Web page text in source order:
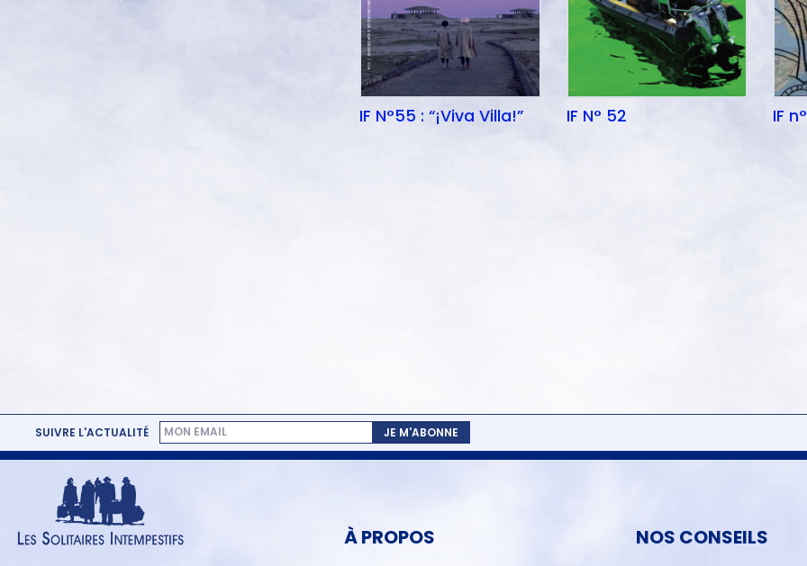
IF N°55 : “¡Viva Villa!” IF N° 52 IF
SUIVRE L'ACTUALITÉ JE M'ABONNE
À PROPOS NOS CONSEILS